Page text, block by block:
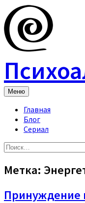
Skip
to
content
Меню
Главная
Блог
Сериал
Найти:
Метка:
Принуждение